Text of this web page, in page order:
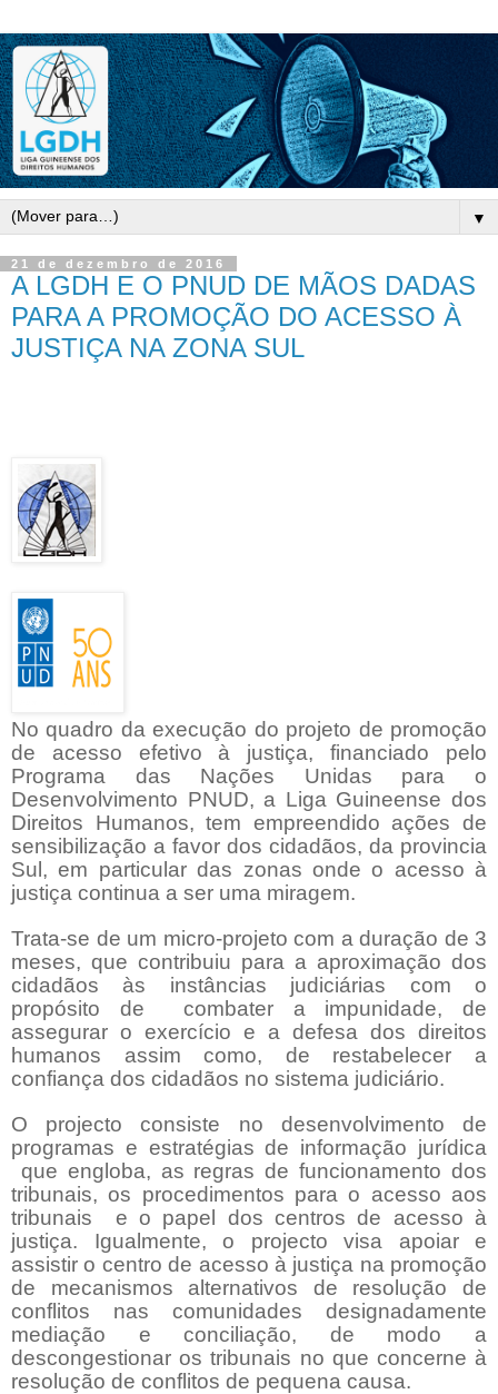
▼
21 de dezembro de 2016
A LGDH E O PNUD DE MÃOS DADAS
PARA A PROMOÇÃO DO ACESSO À
JUSTIÇA NA ZONA SUL
No quadro da execução do projeto de promoção
de acesso efetivo à justiça,financiado pelo
Programa das Nações Unidas para o
Desenvolvimento PNUD, a Liga Guineense dos
Direitos Humanos, tem empreendido ações de
sensibilização a favor dos cidadãos, da provincia
Sul, em particular das zonas onde o acesso à
justiça continua a ser uma miragem.
Trata-se de um micro-projeto com a duração de 3
meses, que contribuiu para a aproximação dos
cidadãos às instâncias judiciárias com o
propósito de
combater a impunidade, de
assegurar o exercício e a defesa dos direitos
humanos assim como, de restabelecer a
confiança dos cidadãos no sistema judiciário.
O projecto consiste no desenvolvimento de
programas e estratégias de informação jurídica
que engloba, as regras de funcionamento dos
tribunais, os procedimentos para o acesso aos
tribunais
e o papel dos centros de acesso à
justiça. Igualmente, o projecto visa apoiar e
assistir o centro de acesso à justiça na promoção
de mecanismos alternativos de resolução de
conflitos nas comunidades designadamente
mediação e conciliação, de modo a
descongestionar os tribunais no que concerne à
resolução de conflitos de pequena causa.